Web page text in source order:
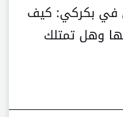
في بكركي: كيف
وهل تمتلك